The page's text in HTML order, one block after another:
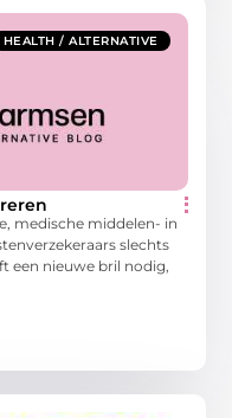
HEALTH / ALTERNATIVE
medische middelen- in
slechts
een nieuwe bril nodig,